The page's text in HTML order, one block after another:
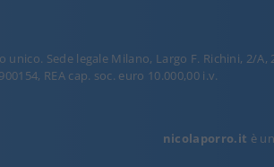
unico. Sede legale Milano, Largo F. Richini, 2/A,
REA cap. soc. euro 10.000,00 i.v.
nicolaporro.it è